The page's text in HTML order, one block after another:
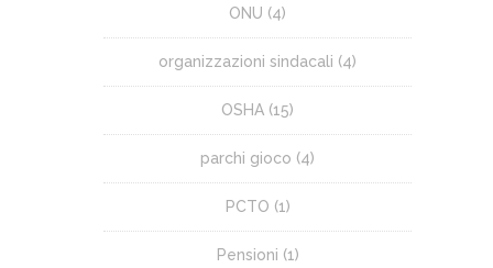
ONU (4)
organizzazioni sindacali (4)
OSHA (15)
parchi gioco (4)
PCTO (1)
Pensioni (1)